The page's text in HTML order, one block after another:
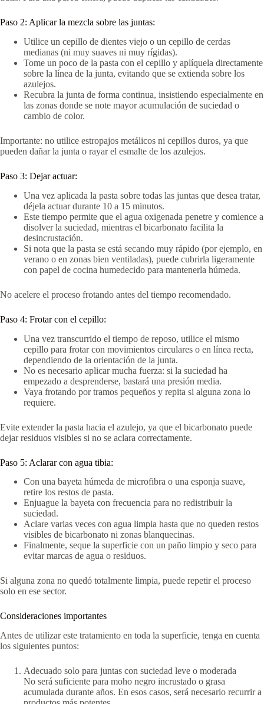
Paso 2: Aplicar la mezcla sobre las juntas:
Utilice un cepillo de dientes viejo o un cepillo de cerdas
medianas (ni muy suaves ni muy rígidas).
Tome un poco de la pasta con el cepillo y aplíquela directamente
sobre la línea de la junta, evitando que se extienda sobre los
azulejos.
Recubra la junta de forma continua, insistiendo especialmente en
las zonas donde se note mayor acumulación de suciedad o
cambio de color.
Importante: no utilice estropajos metálicos ni cepillos duros, ya que
pueden dañar la junta o rayar el esmalte de los azulejos.
Paso 3: Dejar actuar:
Una vez aplicada la pasta sobre todas las juntas que desea tratar,
déjela actuar durante 10 a 15 minutos.
Este tiempo permite que el agua oxigenada penetre y comience a
disolver la suciedad, mientras el bicarbonato facilita la
desincrustación.
Si nota que la pasta se está secando muy rápido (por ejemplo, en
verano o en zonas bien ventiladas), puede cubrirla ligeramente
con papel de cocina humedecido para mantenerla húmeda.
No acelere el proceso frotando antes del tiempo recomendado.
Paso 4: Frotar con el cepillo:
Una vez transcurrido el tiempo de reposo, utilice el mismo
cepillo para frotar con movimientos circulares o en línea recta,
dependiendo de la orientación de la junta.
No es necesario aplicar mucha fuerza: si la suciedad ha
empezado a desprenderse, bastará una presión media.
Vaya frotando por tramos pequeños y repita si alguna zona lo
requiere.
Evite extender la pasta hacia el azulejo, ya que el bicarbonato puede
dejar residuos visibles si no se aclara correctamente.
Paso 5: Aclarar con agua tibia:
Con una bayeta húmeda de microfibra o una esponja suave,
retire los restos de pasta.
Enjuague la bayeta con frecuencia para no redistribuir la
suciedad.
Aclare varias veces con agua limpia hasta que no queden restos
visibles de bicarbonato ni zonas blanquecinas.
Finalmente, seque la superficie con un paño limpio y seco para
evitar marcas de agua o residuos.
Si alguna zona no quedó totalmente limpia, puede repetir el proceso
solo en ese sector.
Consideraciones importantes
Antes de utilizar este tratamiento en toda la superficie, tenga en cuenta
los siguientes puntos:
Adecuado solo para juntas con suciedad leve o moderada
No será suficiente para moho negro incrustado o grasa
acumulada durante años. En esos casos, será necesario recurrir a